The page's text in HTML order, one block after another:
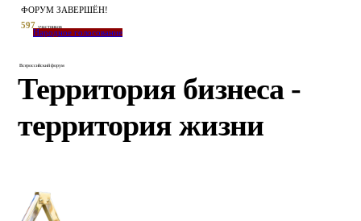
ФОРУМ ЗАВЕРШЁН!
597
участников
Народное голосование
Всероссийский форум
Территория бизнеса -
территория жизни